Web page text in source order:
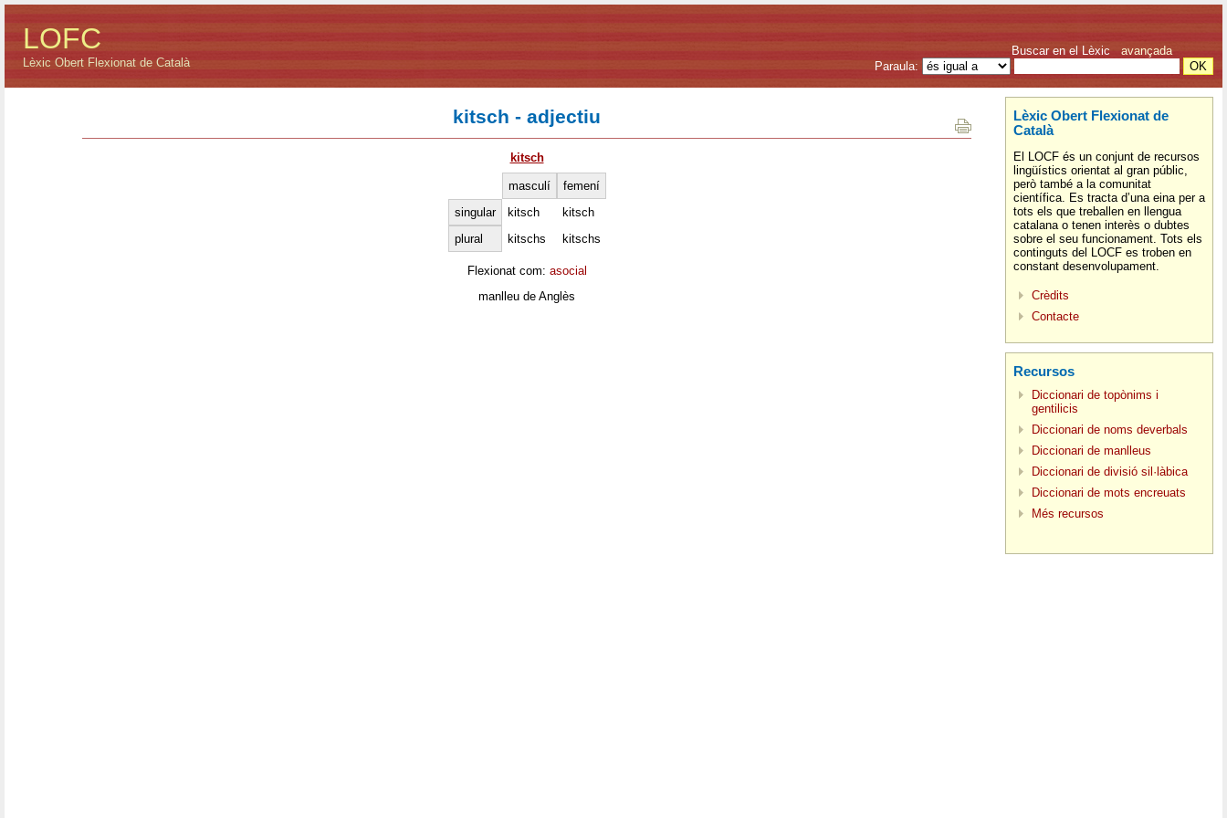
LOFC
Lèxic Obert Flexionat de Català
Buscar en el Lèxic avançada
Paraula:
kitsch - adjectiu
kitsch
masculí
femení
singular
kitsch
kitsch
plural
kitschs kitschs
Flexionat com: asocial
manlleu de Anglès
Lèxic Obert Flexionat de
Català
El LOCF és un conjunt de recursos
lingüístics orientat al gran públic,
però també a la comunitat
científica. Es tracta d’una eina per a
tots els que treballen en llengua
catalana o tenen interès o dubtes
sobre el seu funcionament. Tots els
continguts del LOCF es troben en
constant desenvolupament.
Crèdits
Contacte
Recursos
Diccionari de topònims i
gentilicis
Diccionari de noms deverbals
Diccionari de manlleus
Diccionari de divisió sil·làbica
Diccionari de mots encreuats
Més recursos